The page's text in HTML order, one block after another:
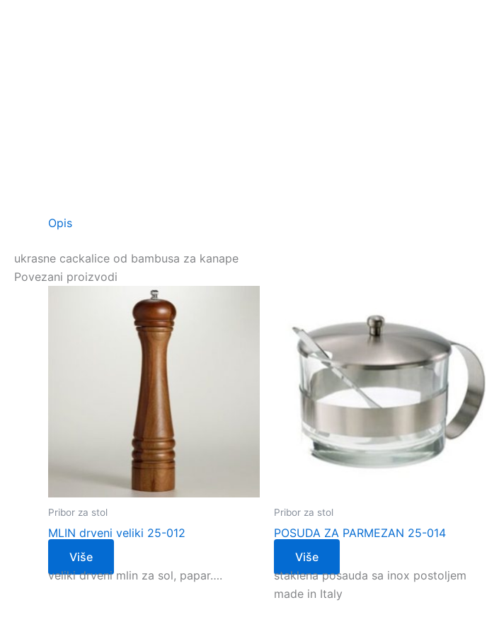
Opis
ukrasne cackalice od bambusa za kanape
Povezani proizvodi
Pribor za stol
MLIN drveni veliki 25-012
Više
veliki drveni mlin za sol, papar….
Pribor za stol
POSUDA ZA PARMEZAN 25-014
Više
staklena posauda sa inox postoljem
made in Italy